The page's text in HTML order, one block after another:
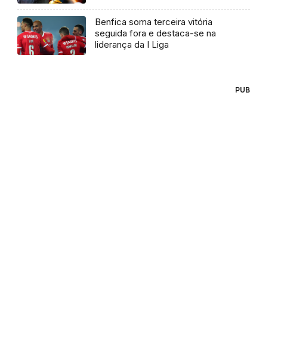
Benfica soma terceira vitória
seguida fora e destaca-se na
liderança da I Liga
PUB